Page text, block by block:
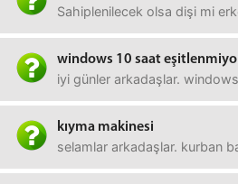
Sahiplenilecek olsa dişi mi
windows 10 saat
iyi günler arkadaşlar.
kıyma makinesi
selamlar arkadaşlar. kurban